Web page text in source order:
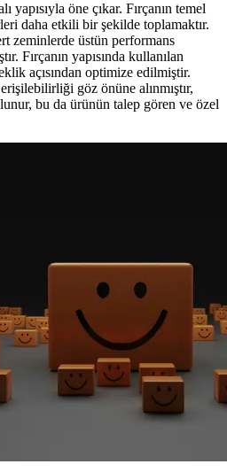
yapısıyla öne çıkar. Fırçanın temel
daha etkili bir şekilde toplamaktır.
zeminlerde üstün performans
Fırçanın yapısında kullanılan
açısından optimize edilmiştir.
göz önüne alınmıştır,
bu da ürünün talep gören ve özel